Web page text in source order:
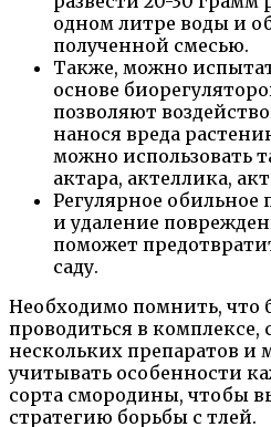
одном литре воды и
полученной смесью.
Также, можно
основе
позволяют
нанося вреда
можно использовать
актара, актеллика,
Регулярное
и удаление
поможет
саду.
Необходимо помнить, что
проводиться в комплексе,
нескольких препаратов и
учитывать особенности
сорта смородины, чтобы
стратегию борьбы с тлей.